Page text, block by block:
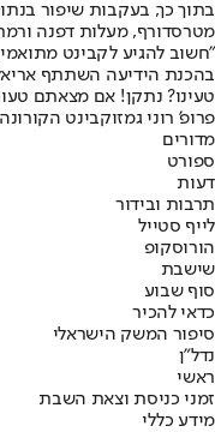
בתוך כך, בעקבות שיפור
מטרסדורף, מעלות דפנה
"חשוב להגיע לקבינט
בהכנת הידיעה השתתף
טעינו? נתקן! אם מצאתם
פרופ' רוני גמזוקבינט הקורונה
מדורים
ספורט
דעות
תרבות ובידור
לייף סטייל
הורוסקופ
שישבת
סוף שבוע
כדאי להכיר
סיפור המשק הישראלי
נדל"ן
ראשי
זמני כניסת וצאת השבת
מידע כללי